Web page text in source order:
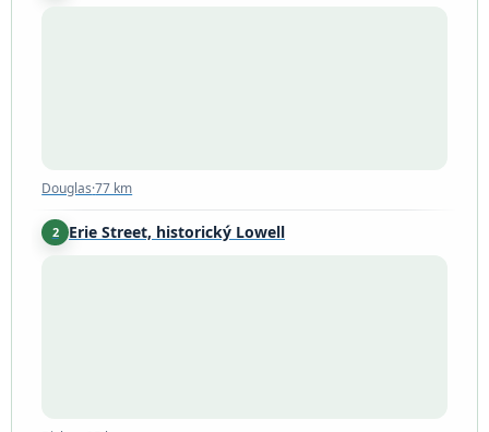
Douglas·77 km
2 Erie Street, historický Lowell